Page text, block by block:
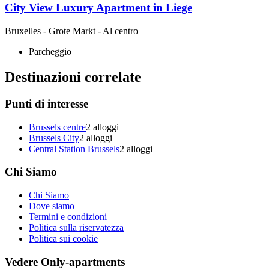
City View Luxury Apartment in Liege
Bruxelles - Grote Markt - Al centro
Parcheggio
Destinazioni correlate
Punti di interesse
Brussels centre2 alloggi
Brussels City2 alloggi
Central Station Brussels2 alloggi
Chi Siamo
Chi Siamo
Dove siamo
Termini e condizioni
Politica sulla riservatezza
Politica sui cookie
Vedere Only-apartments